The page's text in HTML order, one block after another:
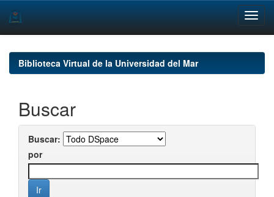
navigationBiblioteca Virtual de la Universidad del Mar
Buscar
Buscar:
por